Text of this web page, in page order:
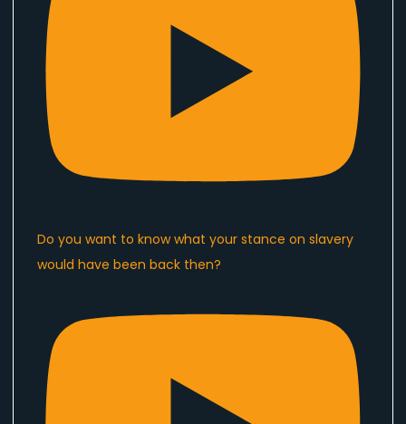
Do you want to know what your stance on slavery
would have been back then?